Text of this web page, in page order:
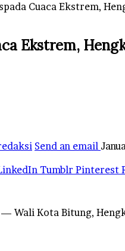
Cuaca Ekstrem,
Ekstrem,
Send an email
Tumblr Pinterest
Wali Kota Bitung,